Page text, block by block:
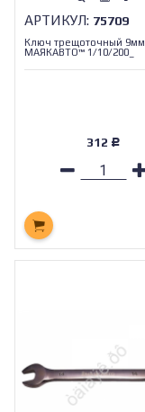
АРТИКУЛ: 75709
Ключ трещоточный 9мм
МАЯКАВТО™ 1/10/200_
312 Р